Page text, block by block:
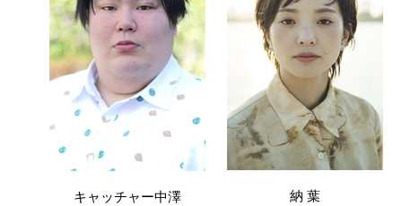
納 葉
キャッチャー中澤